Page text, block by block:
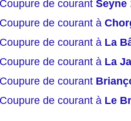
Coupure de courant Seyne
Coupure de courant à
Coupure de courant à La
Coupure de courant à La
Coupure de courant
Coupure de courant à Le